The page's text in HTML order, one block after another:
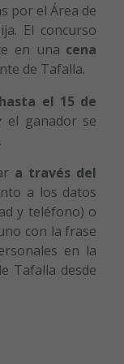
por el Área de
El concurso
en una cena
de Tafalla.
hasta el 15 de
el ganador se
a través del
a los datos
y teléfono) o
con la frase
en la
Tafalla desde